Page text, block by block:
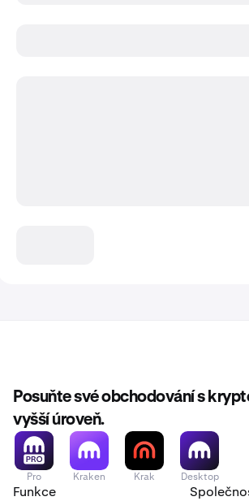
Posuňte své obchodování s
vyšší úroveň.
Pro Kraken Krak Desktop
Funkce